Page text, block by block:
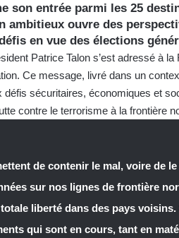
son entrée parmi les 25
ambitieux ouvre des
en vue des élections
Patrice Talon s’est adressé à
Ce message, livré dans un
sécuritaires, économiques et
contre le terrorisme à la frontière
de contenir le mal, voire de
sur nos lignes de frontière
liberté dans des pays voisins.
qui sont en cours, tant en